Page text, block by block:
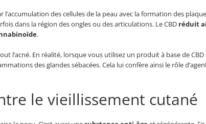
des cellules de la peau avec la formation des
dans la région des ongles ou des articulations. Le CBD réduit
.
l’acné. En réalité, lorsque vous utilisez un produit à base de
des glandes sébacées. Cela lui confère ainsi le rôle
le vieillissement cutané